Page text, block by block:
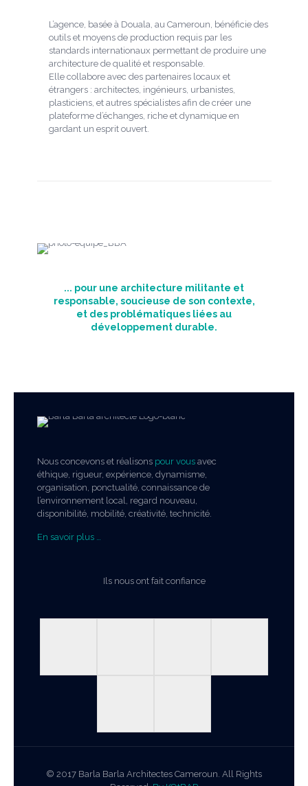
L’agence, basée à Douala, au Cameroun, bénéficie des
outils et moyens de production requis par les
standards internationaux permettant de produire une
architecture de qualité et responsable.
Elle collabore avec des partenaires locaux et
étrangers : architectes, ingénieurs, urbanistes,
plasticiens, et autres spécialistes afin de créer une
plateforme d’échanges, riche et dynamique en
gardant un esprit ouvert.
... pour une architecture militante et
responsable, soucieuse de son contexte,
et des problématiques liées au
développement durable.
Nous concevons et réalisons pour vous avec
éthique, rigueur, expérience, dynamisme,
organisation, ponctualité, connaissance de
l’environnement local, regard nouveau,
disponibilité, mobilité, créativité, technicité.
En savoir plus …
Ils nous ont fait confiance
© 2017 Barla Barla Architectes Cameroun. All Rights